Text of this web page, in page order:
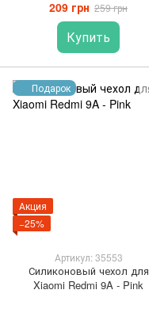
209 грн 259 грн
Купить
Подарок
Акция
−25%
Артикул: 35553
Силиконовый чехол для
Xiaomi Redmi 9A - Pink